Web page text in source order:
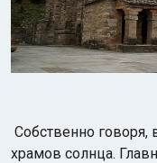
Собственно говоря,
храмов солнца.